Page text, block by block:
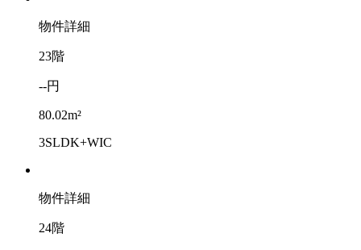
物件詳細
23階
--円
80.02m²
3SLDK+WIC
物件詳細
24階